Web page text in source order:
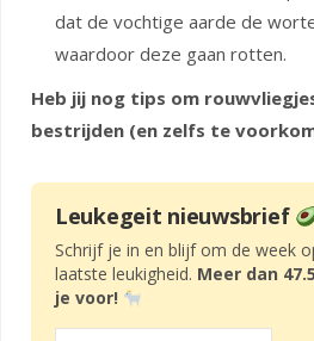
dat de vochtige aarde de
waardoor deze gaan rotten.
Heb jij nog tips om
bestrijden (en zelfs te
Leukegeit nieuwsbrief
Schrijf je in en blijf om de week
laatste leukigheid. Meer dan
je voor!